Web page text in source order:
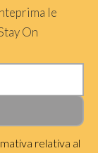
le
On
relativa al